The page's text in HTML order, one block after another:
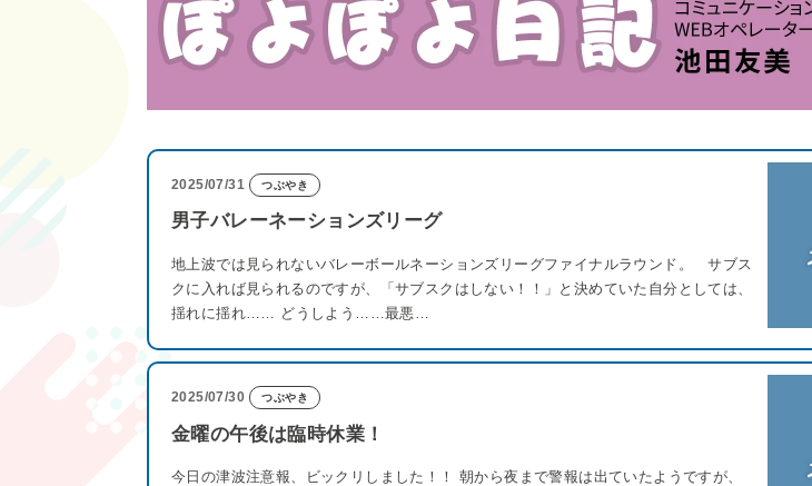
2025/07/31 つぶやき
男子バレーネーションズリーグ
地上波では見られないバレーボールネーションズリーグファイナルラウンド。 サブス
クに入れば見られるのですが、「サブスクはしない！！」と決めていた自分としては、
揺れに揺れ…… どうしよう……最悪…
2025/07/30 つぶやき
金曜の午後は臨時休業！
今日の津波注意報、ビックリしました！！ 朝から夜まで警報は出ていたようですが、